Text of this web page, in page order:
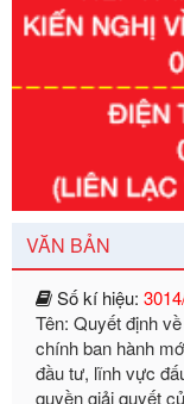
VĂN BẢN
Số kí hiệu:351/
Tên: Nghị định
định chuẩn
Ngày ban hành:
Số kí hiệu:
Tên: Quyết định
chính ban hành
đầu tư, lĩnh vực
quyền giải quyết
tế Đông Nam
Ngày ban hành: